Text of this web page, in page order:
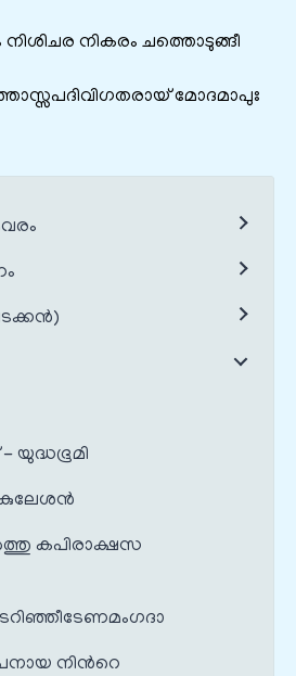
നിശിചര നികരം ചത്തൊടുങ്ങീ
മോദമാപുഃ
- യുദ്ധഭൂമി
കപിരാക്ഷസ
നിന്‍റെ